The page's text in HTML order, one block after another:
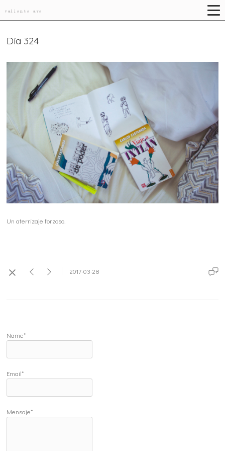
valiente ave
Día 324
Un aterrizaje forzoso.
2017-03-28
Name*
Email*
Mensaje*